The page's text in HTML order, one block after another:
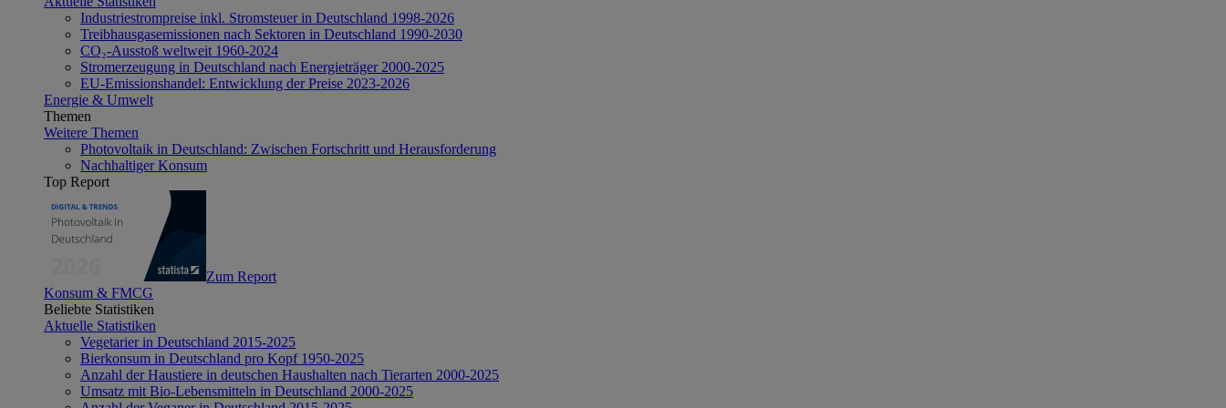
Industriestrompreise inkl. Stromsteuer in Deutschland 1998-2026
Treibhausgasemissionen nach Sektoren in Deutschland 1990-2030
CO₂-Ausstoß weltweit 1960-2024
Stromerzeugung in Deutschland nach Energieträger 2000-2025
EU-Emissionshandel: Entwicklung der Preise 2023-2026
Energie & Umwelt
Themen
Weitere Themen
Photovoltaik in Deutschland: Zwischen Fortschritt und Herausforderung
Nachhaltiger Konsum
Top Report
Zum Report
Konsum & FMCG
Beliebte Statistiken
Aktuelle Statistiken
Vegetarier in Deutschland 2015-2025
Bierkonsum in Deutschland pro Kopf 1950-2025
Anzahl der Haustiere in deutschen Haushalten nach Tierarten 2000-2025
Umsatz mit Bio-Lebensmitteln in Deutschland 2000-2025